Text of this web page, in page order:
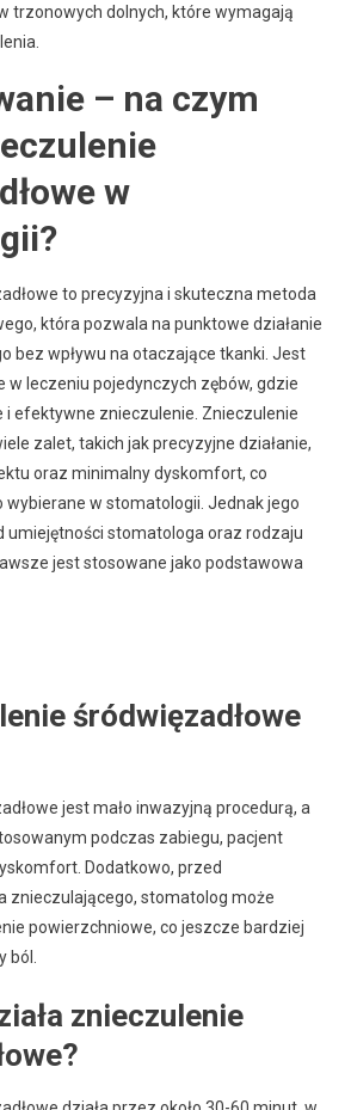
trzonowych dolnych, które wymagają
– na czym
w
to precyzyjna i skuteczna metoda
która pozwala na punktowe działanie
bez wpływu na otaczające tkanki. Jest
leczeniu pojedynczych zębów, gdzie
i efektywne znieczulenie. Znieczulenie
zalet, takich jak precyzyjne działanie,
oraz minimalny dyskomfort, co
wybierane w stomatologii. Jednak jego
umiejętności stomatologa oraz rodzaju
jest stosowane jako podstawowa
śródwięzadłowe
jest mało inwazyjną procedurą, a
podczas zabiegu, pacjent
Dodatkowo, przed
znieczulającego, stomatolog może
powierzchniowe, co jeszcze bardziej
znieczulenie